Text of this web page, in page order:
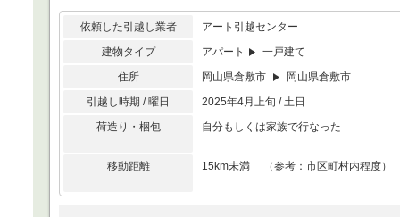
依頼した引越し業者
アート引越センター
建物タイプ
アパート
一戸建て
住所
岡山県倉敷市
岡山県倉敷市
引越し時期 / 曜日
2025年4月上旬 / 土日
荷造り・梱包
自分もしくは家族で行なった
移動距離 15km未満 （参考：市区町村内程度）